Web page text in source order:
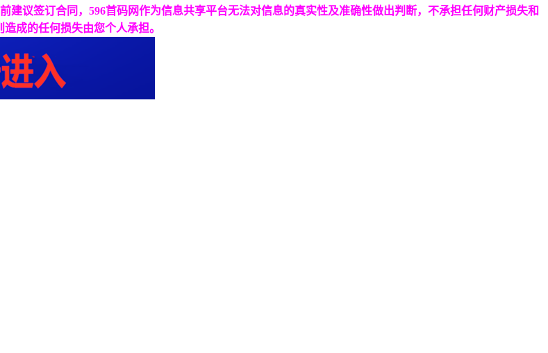
建议签订合同，596首码网作为信息共享平台无法对信息的真实性及准确性做出判断，不承担任何财产损失和
成的任何损失由您个人承担。